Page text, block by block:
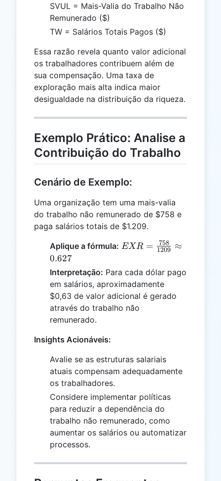
SVUL = Mais-Valia do Trabalho Não
Remunerado ($)
TW = Salários Totais Pagos ($)
Essa razão revela quanto valor adicional
os trabalhadores contribuem além de
sua compensação. Uma taxa de
exploração mais alta indica maior
desigualdade na distribuição da riqueza.
Exemplo Prático: Analise a
Contribuição do Trabalho
Cenário de Exemplo:
Uma organização tem uma mais-valia
do trabalho não remunerado de $758 e
paga salários totais de $1.209.
Aplique a fórmula: EXR =
{1209}
\approx
0.627
EXR = 1209
758
≈
0.627
Interpretação: Para cada dólar pago
em salários, aproximadamente
$0,63 de valor adicional é gerado
através do trabalho não
remunerado.
Insights Acionáveis:
Avalie se as estruturas salariais
atuais compensam adequadamente
os trabalhadores.
Considere implementar políticas
para reduzir a dependência do
trabalho não remunerado, como
aumentar os salários ou automatizar
processos.